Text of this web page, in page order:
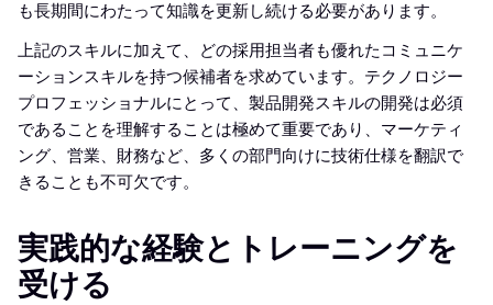
も長期間にわたって知識を更新し続ける必要があります。
上記のスキルに加えて、どの採用担当者も優れたコミュニケ
ーションスキルを持つ候補者を求めています。テクノロジー
プロフェッショナルにとって、製品開発スキルの開発は必須
であることを理解することは極めて重要であり、マーケティ
ング、営業、財務など、多くの部門向けに技術仕様を翻訳で
きることも不可欠です。
実践的な経験とトレーニングを
受ける